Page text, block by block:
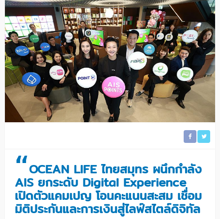
“OCEAN LIFE ไทยสมุทร ผนึกกำลัง
AIS ยกระดับ Digital Experience
เปิดตัวแคมเปญ โอนคะแนนสะสม เชื่อม
มิติประกันและการเงินสู่ไลฟ์สไตล์ดิจิทัล